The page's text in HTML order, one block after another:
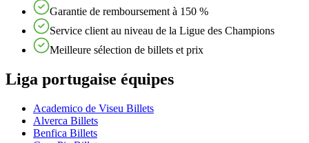
Garantie de remboursement à 150 %
Service client au niveau de la Ligue des Champions
Meilleure sélection de billets et prix
Liga portugaise équipes
Academico de Viseu Billets
Alverca Billets
Benfica Billets